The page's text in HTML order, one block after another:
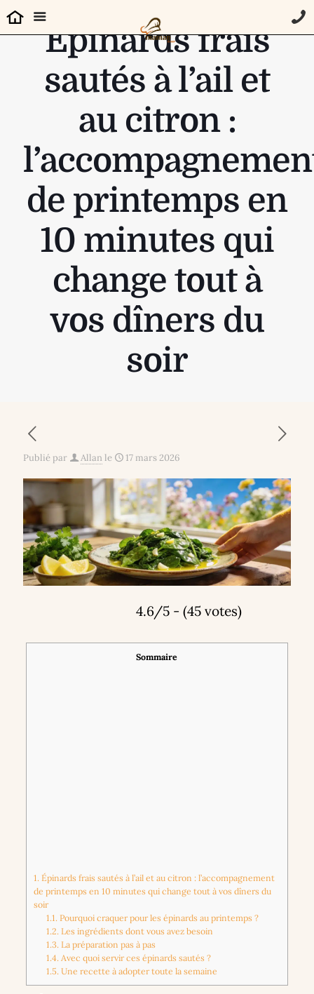
Épinards frais
sautés à l’ail et
au citron :
de printemps en
10 minutes qui
change tout à
vos dîners du
soir
Publié par Allan le 17 mars 2026
4.6/5 - (45 votes)
Sommaire
1. Épinards frais sautés à l’ail et au citron : l’accompagnement
de printemps en 10 minutes qui change tout à vos dîners du
soir
1.1. Pourquoi craquer pour les épinards au printemps ?
1.2. Les ingrédients dont vous avez besoin
1.3. La préparation pas à pas
1.4. Avec quoi servir ces épinards sautés ?
1.5. Une recette à adopter toute la semaine